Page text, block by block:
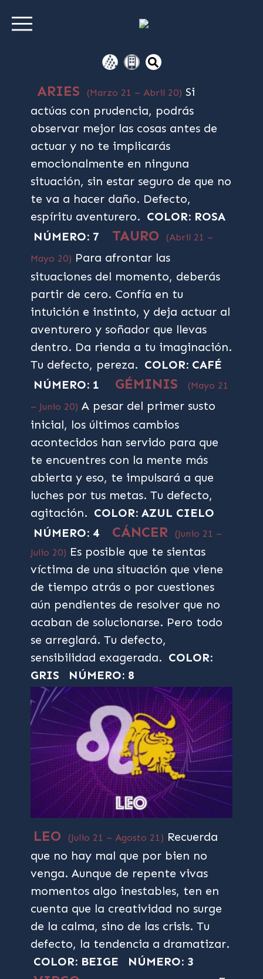
ARIES (Marzo 21 – Abril 20) Si
actúas con prudencia, podrás
observar mejor las cosas antes de
actuar y no te implicarás
emocionalmente en ninguna
situación, sin estar seguro de que no
te va a hacer daño. Defecto,
espíritu aventurero. COLOR: ROSA
NÚMERO: 7
TAURO
(Abril 21 –
Mayo 20) Para afrontar las
situaciones del momento, deberás
partir de cero. Confía en tu
intuición e instinto, y deja actuar al
aventurero y soñador que llevas
dentro. Da rienda a tu imaginación.
Tu defecto, pereza. COLOR: CAFÉ
NÚMERO: 1
GÉMINIS
(Mayo 21
– Junio 20) A pesar del primer susto
inicial, los últimos cambios
acontecidos han servido para que
te encuentres con la mente más
abierta y eso, te impulsará a que
luches por tus metas. Tu defecto,
agitación. COLOR: AZUL CIELO
NÚMERO: 4
CÁNCER
(Junio 21 –
Julio 20) Es posible que te sientas
víctima de una situación que viene
de tiempo atrás o por cuestiones
aún pendientes de resolver que no
acaban de solucionarse. Pero todo
se arreglará. Tu defecto,
sensibilidad exagerada. COLOR:
GRIS
NÚMERO: 8
LEO (Julio 21 – Agosto 21) Recuerda
que no hay mal que por bien no
venga. Aunque de repente vivas
momentos algo inestables, ten en
cuenta que la creatividad no surge
de la calma, sino de las crisis. Tu
defecto, la tendencia a dramatizar.
COLOR: BEIGE
NÚMERO: 3